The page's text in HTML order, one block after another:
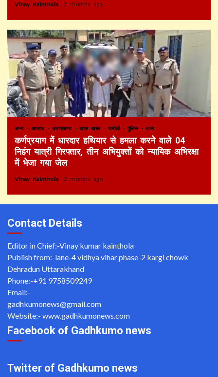
Vinay Kainthola 2 months ago
अन्य अपराध उत्तराखण्ड खास खबर चमोली पुलिस राज्य
कर्णप्रयाग में धारदार हथियार से हमला करने वाले 04
निहंग यात्री गिरफ्तार, तीन अभियुक्तों को न्यायिक अभिरक्षा
में भेजा गया जेल
Vinay Kainthola 2 months ago
Contact Details
Editor in Chief:-Vinay kumar kainthola
Publish from:-lane-4 vidhya vihar phase-2 kargi chowk
Dehradun Uttarakhand
Phone:-+91 9758509249
Email:-
gadhkumonews@gmail.com
Website:- www.gadhkumonews.com
Facebook of Gadhkumo news
Twitter of Gadhkumo news